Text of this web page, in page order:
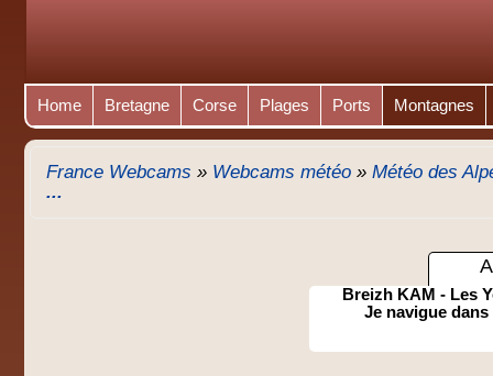
Home Bretagne Corse Plages Ports Montagnes
France Webcams » Webcams météo » Météo des
...
Breizh KAM - Les
Je navigue